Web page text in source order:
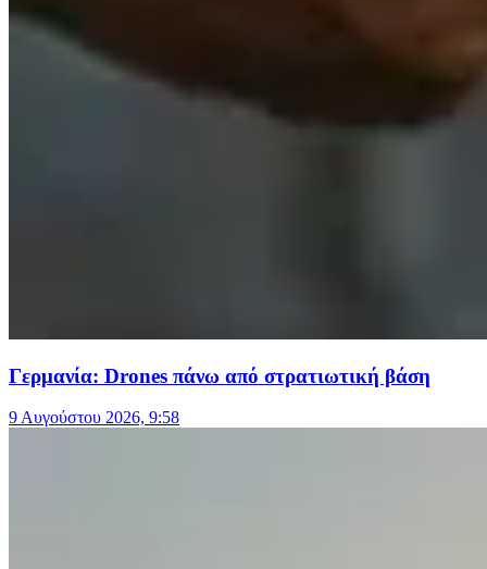
Γερμανία: Drones πάνω από στρατιωτική βάση
9 Αυγούστου 2026, 9:58